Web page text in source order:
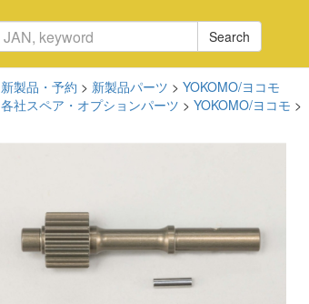
Search
新製品・予約 > 新製品パーツ > YOKOMO/ヨコモ
各社スペア・オプションパーツ > YOKOMO/ヨコモ >